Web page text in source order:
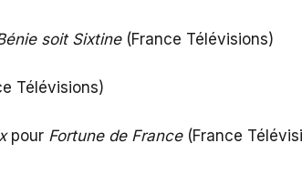
soit Sixtine(France Télévisions)
Télévisions)
pour Fortune de France(France